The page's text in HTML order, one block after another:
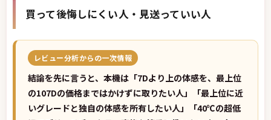
買って後悔しにくい人・見送っていい人
レビュー分析からの一次情報
結論を先に言うと、本機は「7Dより上の体感を、最上位
の107Dの価格まではかけずに取りたい人」「最上位に近
いグレードと独自の体感を所有したい人」「40℃の超低